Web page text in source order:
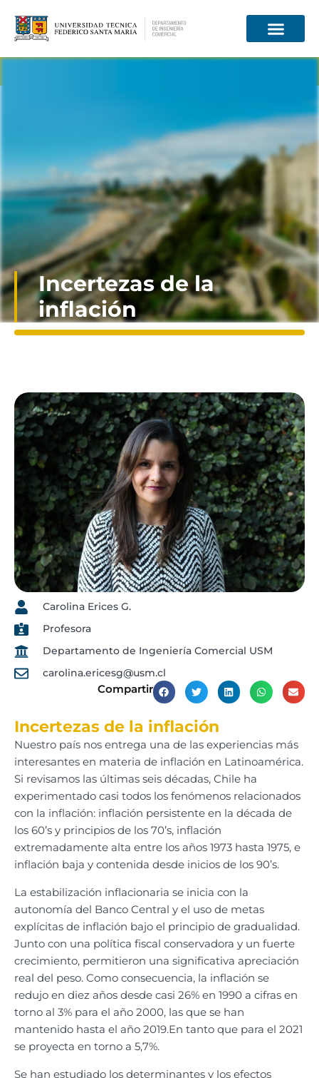
Incertezas de la
inflación
Carolina Erices G.
Profesora
Departamento de Ingeniería Comercial USM
carolina.ericesg@usm.cl
Compartir
Incertezas de la inflación
Nuestro país nos entrega una de las experiencias más
interesantes en materia de inflación en Latinoamérica.
Si revisamos las últimas seis décadas, Chile ha
experimentado casi todos los fenómenos relacionados
con la inflación: inflación persistente en la década de
los 60’s y principios de los 70’s, inflación
extremadamente alta entre los años 1973 hasta 1975, e
inflación baja y contenida desde inicios de los 90’s.
La estabilización inflacionaria se inicia con la
autonomía del Banco Central y el uso de metas
explícitas de inflación bajo el principio de gradualidad.
Junto con una política fiscal conservadora y un fuerte
crecimiento, permitieron una significativa apreciación
real del peso. Como consecuencia, la inflación se
redujo en diez años desde casi 26% en 1990 a cifras en
torno al 3% para el año 2000, las que se han
mantenido hasta el año 2019.En tanto que para el 2021
se proyecta en torno a 5,7%.
Se han estudiado los determinantes y los efectos